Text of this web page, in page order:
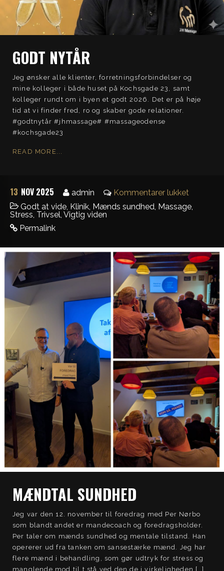
GODT NYTÅR
Jeg ønsker alle klienter, forretningsforbindelser og
mine kolleger i både huset på Kochsgade 23, samt
kolleger rundt om i byen et godt 2026. Det er på høje
tid at vi finder fred, ro og skaber gode relationer.
#godtnytår #jhmassage# #massageodense
#kochsgade23
READ MORE...
13 NOV 2025 admin
Kommentarer lukket
Godt at vide, Klinik, Mænds sundhed, Massage,
Stress, Trivsel, Vigtig viden
Permalink
MÆNDTAL SUNDHED
Jeg var den 12. november til foredrag med Per Nørbo
som blandt andet er mandecoach og foredragsholder.
Per taler om mænds sundhed og mentale tilstand. Han
opererer ud fra tanken om sansestærke mænd. Jeg har
flere mænd i behandling, som gør udtryk for stress og
manglende mod til t stå ved den de i virkeligheden […]